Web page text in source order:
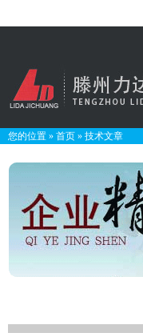
您的位置 » 首页 » 技术文章